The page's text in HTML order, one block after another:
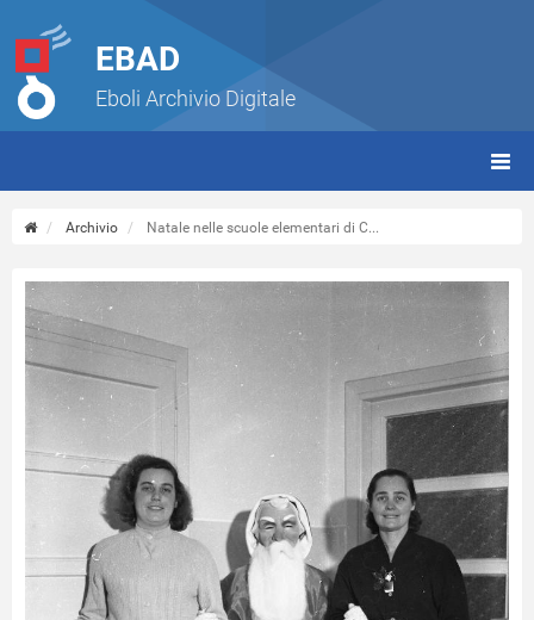
EBAD
Eboli Archivio Digitale
Archivio Natale nelle scuole elementari di C...